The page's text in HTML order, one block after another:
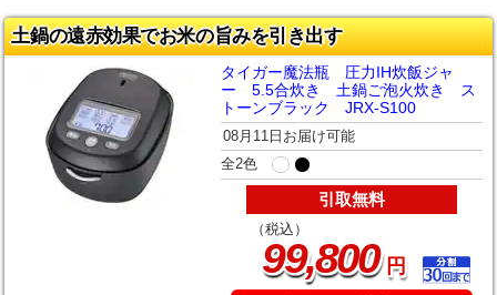
土鍋の遠赤効果でお米の旨みを引き出す
タイガー魔法瓶 圧力IH炊飯ジャ
ー 5.5合炊き 土鍋ご泡火炊き ス
トーンブラック JRX-S100
08月11日お届け可能
全2色
引取無料
（税込）
99,800円